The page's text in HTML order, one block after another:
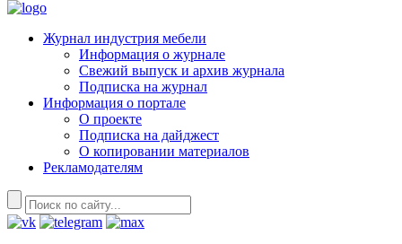
Журнал индустрия мебели
Информация о журнале
Свежий выпуск и архив журнала
Подписка на журнал
Информация о портале
О проекте
Подписка на дайджест
О копировании материалов
Рекламодателям